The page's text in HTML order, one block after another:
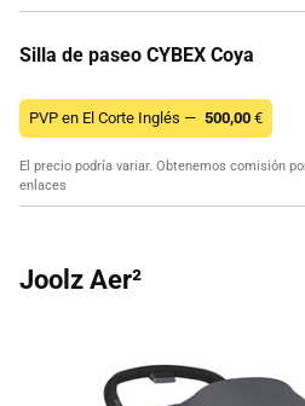
Silla de paseo CYBEX Coya
PVP en El Corte Inglés — 500,00 €
El precio podría variar. Obtenemos comisión
enlaces
Joolz Aer²